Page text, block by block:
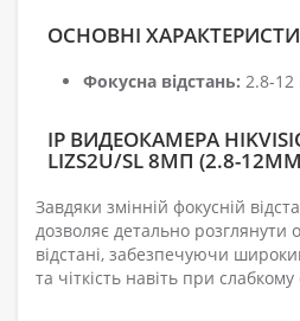
ОСНОВНІ
Фокусна відстань: 2.8-
IP ВИДЕОКАМЕРА
LIZS2U/SL 8МП (2.8-
Завдяки змінній фокусній
дозволяє детально розглянути
відстані, забезпечуючи
та чіткість навіть при слабкому